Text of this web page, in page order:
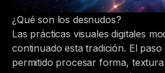
¿Qué son los desnudos?
Las prácticas visuales digitales
continuado esta tradición. El
permitido procesar forma,